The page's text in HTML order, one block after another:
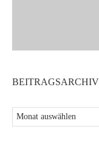
BEITRAGSARCHIV